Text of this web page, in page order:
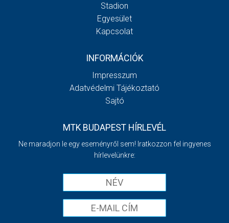
Stadion
Egyesület
Kapcsolat
INFORMÁCIÓK
Impresszum
Adatvédelmi Tájékoztató
Sajtó
MTK BUDAPEST HÍRLEVÉL
Ne maradjon le egy eseményről sem! Iratkozzon fel ingyenes
hírlevelünkre: